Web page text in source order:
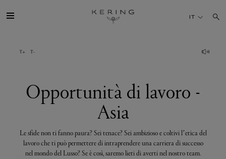
lavoro
TALENTI
SOSTENIBILITÀ
IT
Opportunità di lavoro -
Asia
Le sfide non ti fanno paura? Sei tenace? Sei ambizioso e coltivi l’etica del
lavoro che ti può permettere di intraprendere una carriera di successo
nel mondo del Lusso? Se è così, saremo lieti di averti nel nostro team.